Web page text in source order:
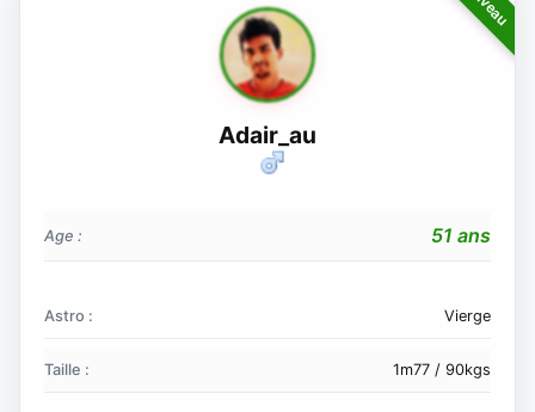
Adair_au
Age : 51 ans
Astro : Vierge
Taille : 1m77 / 90kgs